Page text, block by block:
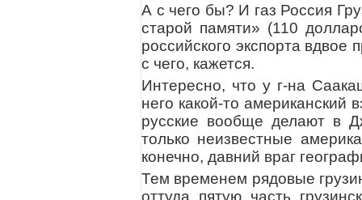
А с чего бы? И газ Россия
старой памяти» (110
российского экспорта
с чего, кажется.
Интересно, что у г-на
него какой-то американский
русские вообще делают в
только неизвестные
конечно, давний враг
Тем временем рядовые
оттуда пятую часть